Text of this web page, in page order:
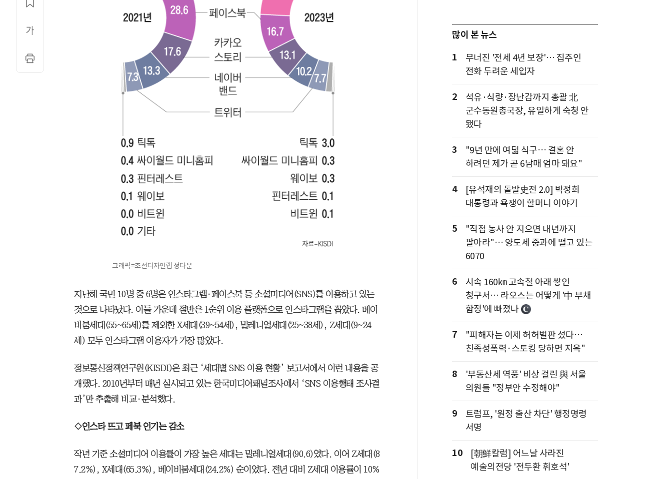
그래픽=조선디자인랩 정다운
지난해 국민 10명 중 6명은 인스타그램·페이스북 등 소셜미디어(SNS)를 이용하고 있는
것으로 나타났다. 이들 가운데 절반은 1순위 이용 플랫폼으로 인스타그램을 꼽았다. 베이
비붐세대(55~65세)를 제외한 X세대(39~54세), 밀레니얼세대(25~38세), Z세대(9~24
세) 모두 인스타그램 이용자가 가장 많았다.
정보통신정책연구원(KISDI)은 최근 ‘세대별 SNS 이용 현황’ 보고서에서 이런 내용을 공
개했다. 2010년부터 매년 실시되고 있는 한국미디어패널조사에서 ‘SNS 이용행태 조사결
과’만 추출해 비교·분석했다.
◇인스타 뜨고 페북 인기는 감소
작년 기준 소셜미디어 이용률이 가장 높은 세대는 밀레니얼세대(90.6)였다. 이어 Z세대(8
7.2%), X세대(65.3%), 베이비붐세대(24.2%) 순이었다. 전년 대비 Z세대 이용률이 10%
많이 본 뉴스
1
무너진 '전세 4년 보장'… 집주인
전화 두려운 세입자
2
석유·식량·장난감까지 총괄 北
군수동원총국장, 유일하게 숙청 안
됐다
3
"9년 만에 여덟 식구… 결혼 안
하려던 제가 곧 6남매 엄마 돼요"
4
[유석재의 돌발史전 2.0] 박정희
대통령과 욕쟁이 할머니 이야기
5
"직접 농사 안 지으면 내년까지
팔아라"… 양도세 중과에 떨고 있는
6070
6
시속 160㎞ 고속철 아래 쌓인
청구서… 라오스는 어떻게 '中 부채
함정'에 빠졌나
7
"피해자는 이제 허허벌판 섰다…
친족성폭력·스토킹 당하면 지옥"
8
'부동산세 역풍' 비상 걸린 與 서울
의원들 "정부안 수정해야"
9
트럼프, '원정 출산 차단' 행정명령
서명
10
[朝鮮칼럼] 어느날 사라진
예술의전당 '전두환 휘호석'